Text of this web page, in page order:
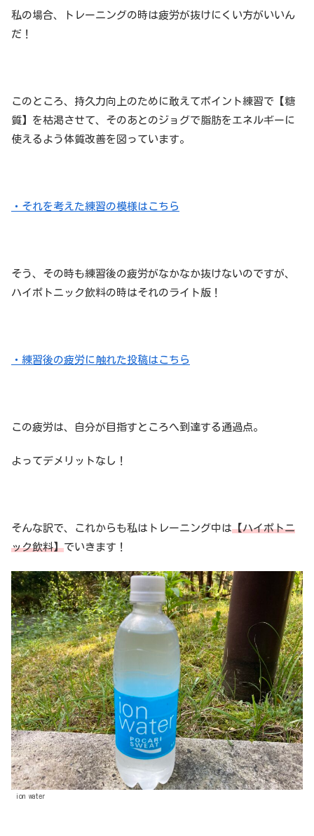
私の場合、トレーニングの時は疲労が抜けにくい方がいいん
だ！
このところ、持久力向上のために敢えてポイント練習で【糖
質】を枯渇させて、そのあとのジョグで脂肪をエネルギーに
使えるよう体質改善を図っています。
・それを考えた練習の模様はこちら
そう、その時も練習後の疲労がなかなか抜けないのですが、
ハイポトニック飲料の時はそれのライト版！
・練習後の疲労に触れた投稿はこちら
この疲労は、自分が目指すところへ到達する通過点。
よってデメリットなし！
そんな訳で、これからも私はトレーニング中は【ハイポトニ
ック飲料】でいきます！
ion water